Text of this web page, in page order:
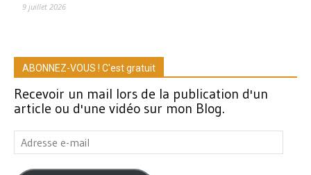
9 juillet 2026
ABONNEZ-VOUS ! C'est gratuit
Recevoir un mail lors de la publication d'un
article ou d'une vidéo sur mon Blog.
Adresse
e-
mail